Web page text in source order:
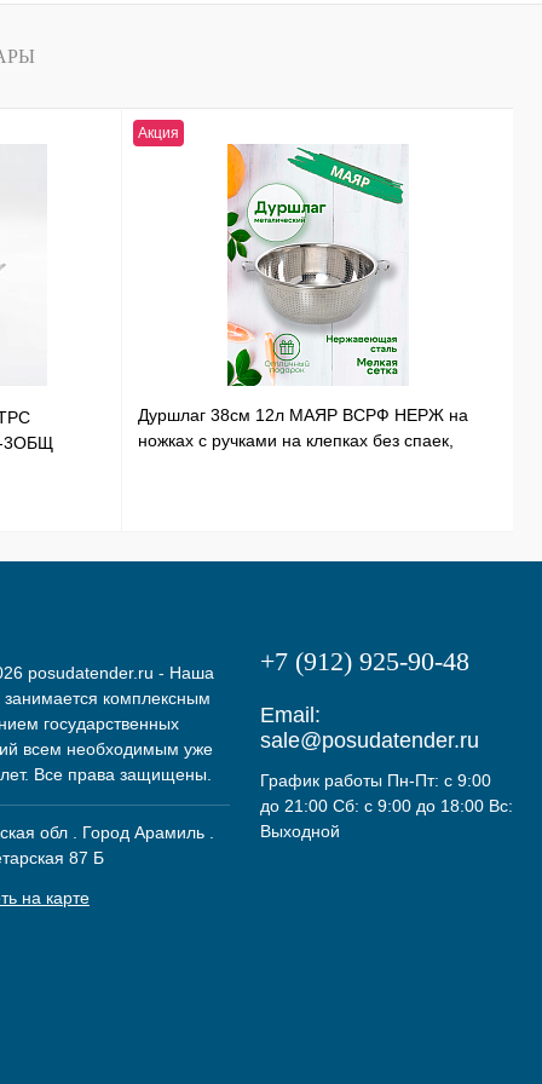
3ОБЩ
Акция
Дуршлаг 38см 12л МАЯР ВСРФ НЕРЖ на
ножках с ручками на клепках без спаек,
posudatender.ru - Наша
комплексным
государственных
всем необходимым уже
Все права защищены.
обл . Город Арамиль .
87 Б
на карте
+7 (912) 925-90-48
Email:
sale@posudatender.ru
График работы Пн-Пт: с 9:00
до 21:00 Сб: с 9:00 до 18:00 Вс:
Выходной